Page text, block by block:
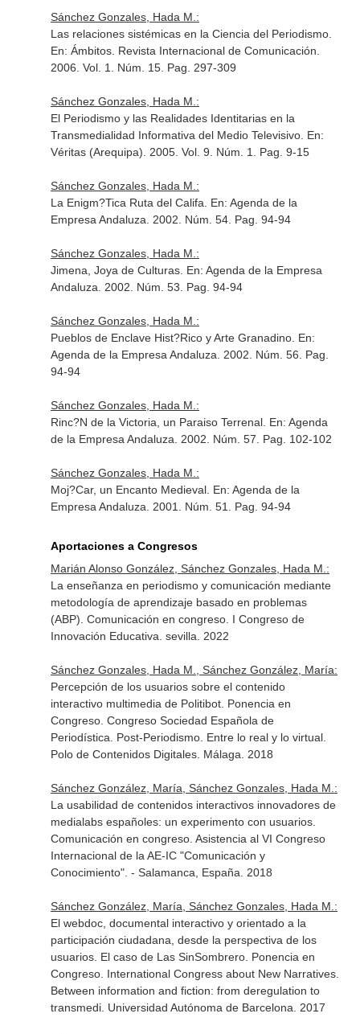
Sánchez Gonzales, Hada M.:
Las relaciones sistémicas en la Ciencia del Periodismo.
En: Ámbitos. Revista Internacional de Comunicación
2006. Vol. 1. Núm. 15. Pag. 297-309
Sánchez Gonzales, Hada M.:
El Periodismo y las Realidades Identitarias en la
Transmedialidad Informativa del Medio Televisivo. En:
Véritas (Arequipa) . 2005. Vol. 9. Núm. 1. Pag. 9-15
Sánchez Gonzales, Hada M.:
La Enigm?Tica Ruta del Califa. En: Agenda de la
Empresa Andaluza . 2002. Núm. 54. Pag. 94-94
Sánchez Gonzales, Hada M.:
Jimena, Joya de Culturas. En: Agenda de la Empresa
Andaluza . 2002. Núm. 53. Pag. 94-94
Sánchez Gonzales, Hada M.:
Pueblos de Enclave Hist?Rico y Arte Granadino. En:
Agenda de la Empresa Andaluza . 2002. Núm. 56. Pag.
94-94
Sánchez Gonzales, Hada M.:
Rinc?N de la Victoria, un Paraiso Terrenal. En: Agenda
de la Empresa Andaluza . 2002. Núm. 57. Pag. 102-102
Sánchez Gonzales, Hada M.:
Moj?Car, un Encanto Medieval. En: Agenda de la
Empresa Andaluza . 2001. Núm. 51. Pag. 94-94
Aportaciones a Congresos
Marián Alonso González, Sánchez Gonzales, Hada M.:
La enseñanza en periodismo y comunicación mediante
metodología de aprendizaje basado en problemas
(ABP). Comunicación en congreso. I Congreso de
Innovación Educativa. sevilla. 2022
Sánchez Gonzales, Hada M., Sánchez González, María:
Percepción de los usuarios sobre el contenido
interactivo multimedia de Politibot. Ponencia en
Congreso. Congreso Sociedad Española de
Periodística. Post-Periodismo. Entre lo real y lo virtual.
Polo de Contenidos Digitales. Málaga. 2018
Sánchez González, María, Sánchez Gonzales, Hada M.:
La usabilidad de contenidos interactivos innovadores de
medialabs españoles: un experimento con usuarios.
Comunicación en congreso. Asistencia al VI Congreso
Internacional de la AE-IC "Comunicación y
Conocimiento". - Salamanca, España. 2018
Sánchez González, María, Sánchez Gonzales, Hada M.:
El webdoc, documental interactivo y orientado a la
participación ciudadana, desde la perspectiva de los
usuarios. El caso de Las SinSombrero. Ponencia en
Congreso. International Congress about New Narratives.
Between information and fiction: from deregulation to
transmedi. Universidad Autónoma de Barcelona. 2017